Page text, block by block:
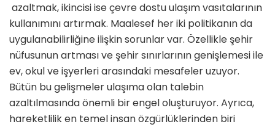
azaltmak, ikincisi ise çevre dostu ulaşım vasıtalarının
kullanımını artırmak. Maalesef her iki politikanın da
uygulanabilirliğine ilişkin sorunlar var. Özellikle şehir
nüfusunun artması ve şehir sınırlarının genişlemesi ile
ev, okul ve işyerleri arasındaki mesafeler uzuyor.
Bütün bu gelişmeler ulaşıma olan talebin
azaltılmasında önemli bir engel oluşturuyor. Ayrıca,
hareketlilik en temel insan özgürlüklerinden biri